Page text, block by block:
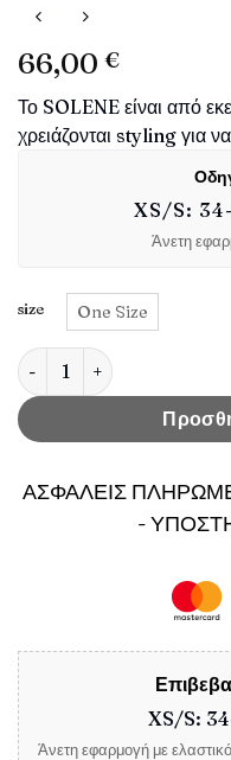
66,00 €
Το SOLENE είναι από
χρειάζονται styling για
XS/S:
Άνετη
size One Size
Γυναικείο πουλόβερ
ΑΣΦΑΛΕΙΣ
-
XS/S:
Άνετη εφαρμογή με